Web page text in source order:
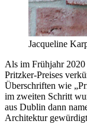
Jacqueline
Als im Frühjahr 2020
Pritzker-Preises
Überschriften wie
im zweiten Schritt
aus Dublin dann
Architektur